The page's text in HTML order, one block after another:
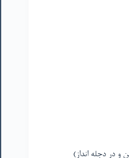
و در دجله انداز)